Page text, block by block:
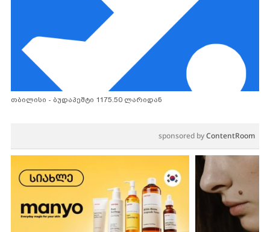
თბილისი - ბუდაპეშტი 1175.50 ლარიდან
sponsored byContentRoom